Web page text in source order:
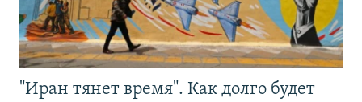
"Иран тянет время". Как долго будет